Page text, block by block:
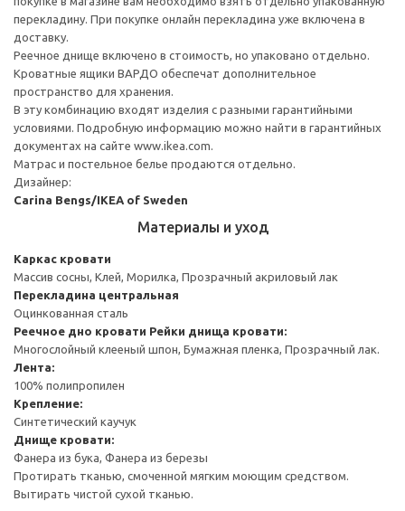
перекладину. При покупке онлайн перекладина уже включена в
доставку.
Реечное днище включено в стоимость, но упаковано отдельно.
Кроватные ящики ВАРДО обеспечат дополнительное
пространство для хранения.
В эту комбинацию входят изделия с разными гарантийными
условиями. Подробную информацию можно найти в гарантийных
документах на сайте www.ikea.com.
Матрас и постельное белье продаются отдельно.
Дизайнер:
Carina Bengs/IKEA of Sweden
Материалы и уход
Каркас кровати
Массив сосны, Клей, Морилка, Прозрачный акриловый лак
Перекладина центральная
Оцинкованная сталь
Реечное дно кровати Рейки днища кровати:
Многослойный клееный шпон, Бумажная пленка, Прозрачный лак.
Лента:
100% полипропилен
Крепление:
Синтетический каучук
Днище кровати:
Фанера из бука, Фанера из березы
Протирать тканью, смоченной мягким моющим средством.
Вытирать чистой сухой тканью.